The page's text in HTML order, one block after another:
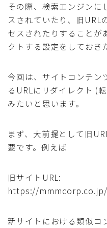
その際、検索エンジンに
スされていたり、旧URL
セスされたりすることが
クトする設定をしておき
今回は、サイトコンテン
るURLにリダイレクト (
みたいと思います。
まず、大前提として旧
要です。例えば
旧サイトURL:
https://
新サイトにおける類似コ